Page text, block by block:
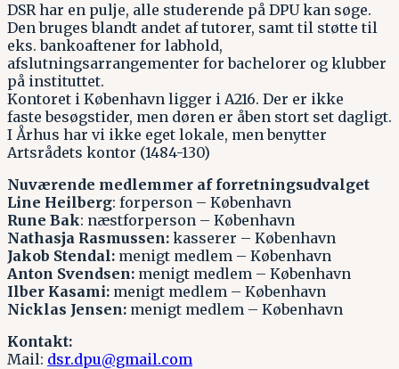
DSR har en pulje, alle studerende på DPU kan søge.
Den bruges blandt andet af tutorer, samt til støtte til
eks. bankoaftener for labhold,
afslutningsarrangementer for bachelorer og klubber
på instituttet.
Kontoret i København ligger i A216. Der er ikke
faste besøgstider, men døren er åben stort set dagligt.
I Århus har vi ikke eget lokale, men benytter
Artsrådets kontor (1484-130)
Nuværende medlemmer af forretningsudvalget
Line Heilberg: forperson – København
Rune Bak: næstforperson – København
Nathasja Rasmussen: kasserer – København
Jakob Stendal: menigt medlem – København
Anton Svendsen: menigt medlem – København
Ilber Kasami: menigt medlem – København
Nicklas Jensen: menigt medlem – København
Kontakt:
Mail: dsr.dpu@gmail.com